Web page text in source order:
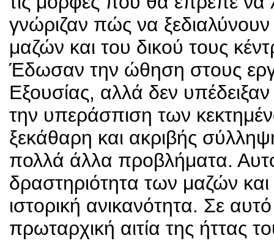
γνώριζαν πώς να ξεδιαλύνουν
μαζών και του δικού τους
Έδωσαν την ώθηση στους
Εξουσίας, αλλά δεν
την υπεράσπιση των
ξεκάθαρη και ακριβής
πολλά άλλα προβλήματα.
δραστηριότητα των μαζών και
ιστορική ανικανότητα. Σε
πρωταρχική αιτία της ήττας